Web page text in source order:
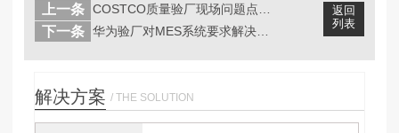
返回
列表
上一条
下一条
解决方案 / THE SOLUTION